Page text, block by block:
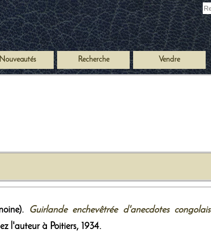
Nouveautés Recherche Vendre
Guirlande enchevêtrée d'anecdotes
l'auteur à Poitiers, 1934.